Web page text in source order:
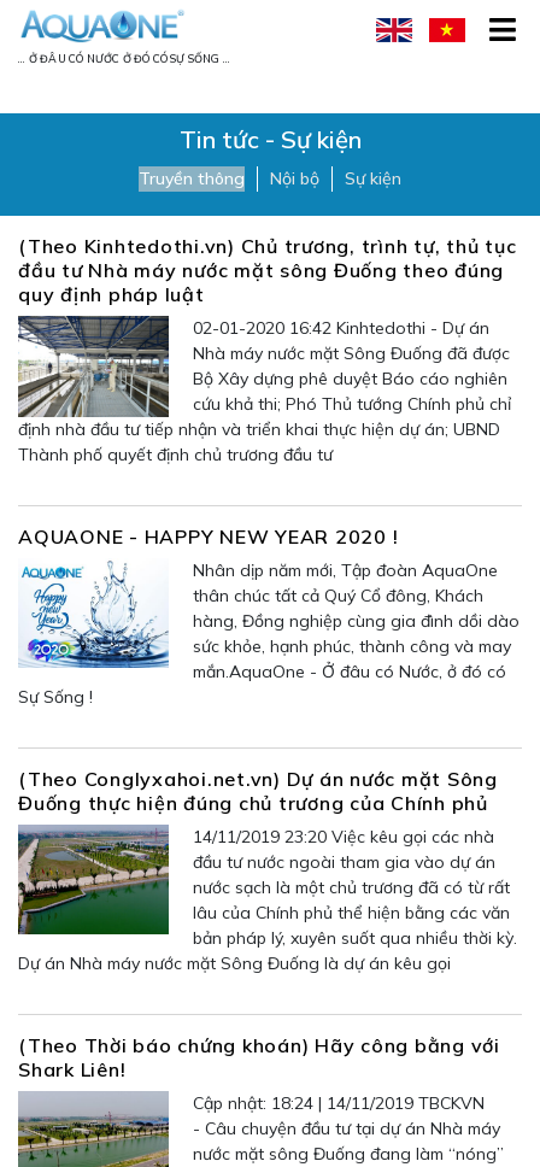
... Ở ĐÂU CÓ NƯỚC Ở ĐÓ CÓ SỰ SỐNG ...
Tin tức - Sự kiện
Truyền thông Nội bộ Sự kiện
(Theo Kinhtedothi.vn) Chủ trương, trình tự, thủ tục
đầu tư Nhà máy nước mặt sông Đuống theo đúng
quy định pháp luật
02-01-2020 16:42 Kinhtedothi - Dự án
Nhà máy nước mặt Sông Đuống đã được
Bộ Xây dựng phê duyệt Báo cáo nghiên
cứu khả thi; Phó Thủ tướng Chính phủ chỉ
định nhà đầu tư tiếp nhận và triển khai thực hiện dự án; UBND
Thành phố quyết định chủ trương đầu tư
AQUAONE - HAPPY NEW YEAR 2020 !
Nhân dịp năm mới, Tập đoàn AquaOne
thân chúc tất cả Quý Cổ đông, Khách
hàng, Đồng nghiệp cùng gia đình dồi dào
sức khỏe, hạnh phúc, thành công và may
mắn.AquaOne - Ở đâu có Nước, ở đó có
Sự Sống !
(Theo Conglyxahoi.net.vn) Dự án nước mặt Sông
Đuống thực hiện đúng chủ trương của Chính phủ
14/11/2019 23:20 Việc kêu gọi các nhà
đầu tư nước ngoài tham gia vào dự án
nước sạch là một chủ trương đã có từ rất
lâu của Chính phủ thể hiện bằng các văn
bản pháp lý, xuyên suốt qua nhiều thời kỳ.
Dự án Nhà máy nước mặt Sông Đuống là dự án kêu gọi
(Theo Thời báo chứng khoán) Hãy công bằng với
Shark Liên!
Cập nhật: 18:24 | 14/11/2019 TBCKVN
- Câu chuyện đầu tư tại dự án Nhà máy
nước mặt sông Đuống đang làm “nóng”